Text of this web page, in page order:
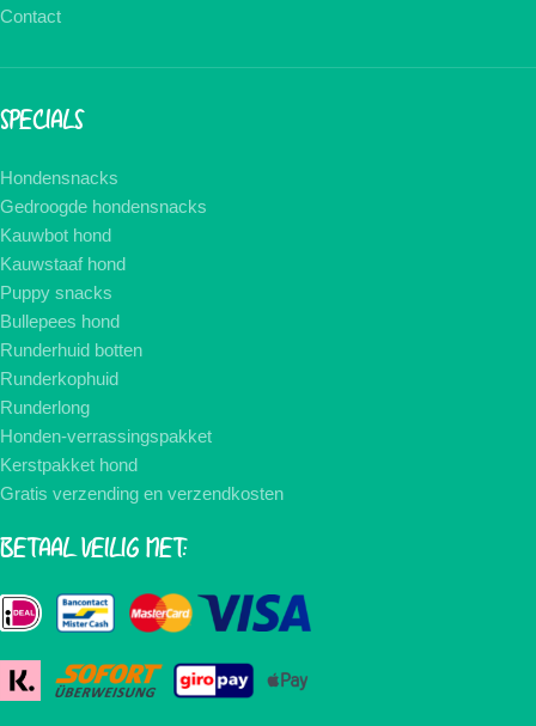
Contact
SPECIALS
Hondensnacks
Gedroogde hondensnacks
Kauwbot hond
Kauwstaaf hond
Puppy snacks
Bullepees hond
Runderhuid botten
Runderkophuid
Runderlong
Honden-verrassingspakket
Kerstpakket hond
Gratis verzending en verzendkosten
BETAAL VEILIG MET: